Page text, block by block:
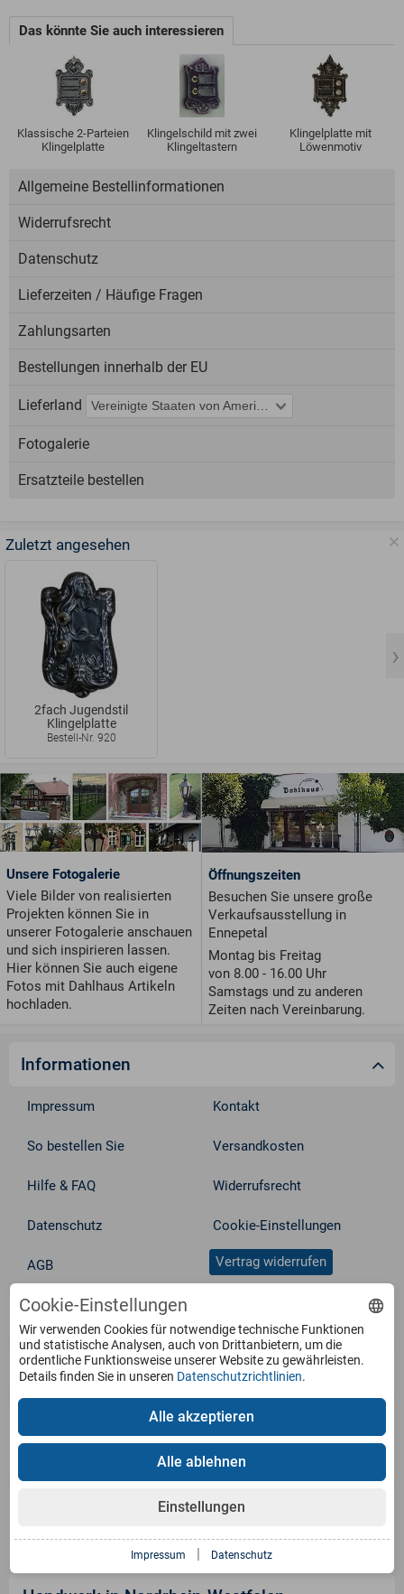
Das könnte Sie auch interessieren
Klassische 2-Parteien
Klingelplatte
Klingelschild mit zwei
Klingeltastern
Klingelplatte mit
Löwenmotiv
Allgemeine Bestellinformationen
Widerrufsrecht
Datenschutz
Lieferzeiten / Häufige Fragen
Zahlungsarten
Bestellungen innerhalb der EU
Lieferland
Fotogalerie
Ersatzteile bestellen
Zuletzt angesehen
2fach Jugendstil
Klingelplatte
Bestell-Nr. 920
Unsere Fotogalerie
Viele Bilder von realisierten
Projekten können Sie in
unserer Fotogalerie anschauen
und sich inspirieren lassen.
Hier können Sie auch eigene
Fotos mit Dahlhaus Artikeln
hochladen.
Öffnungszeiten
Besuchen Sie unsere große
Verkaufsausstellung in
Ennepetal
Montag bis Freitag
von 8.00 - 16.00 Uhr
Samstags und zu anderen
Zeiten nach Vereinbarung.
Informationen
Impressum Kontakt
So bestellen Sie Versandkosten
Hilfe & FAQ Widerrufsrecht
Datenschutz Cookie-Einstellungen
AGB Vertrag widerrufen
Service
Produkte
Versandinformation
Cookie-Einstellungen
Wir verwenden Cookies für notwendige technische Funktionen
und statistische Analysen, auch von Drittanbietern, um die
ordentliche Funktionsweise unserer Website zu gewährleisten.
Details finden Sie in unseren Datenschutzrichtlinien.
Einstellungen
Alle ablehnen
Alle akzeptieren
Impressum Datenschutz